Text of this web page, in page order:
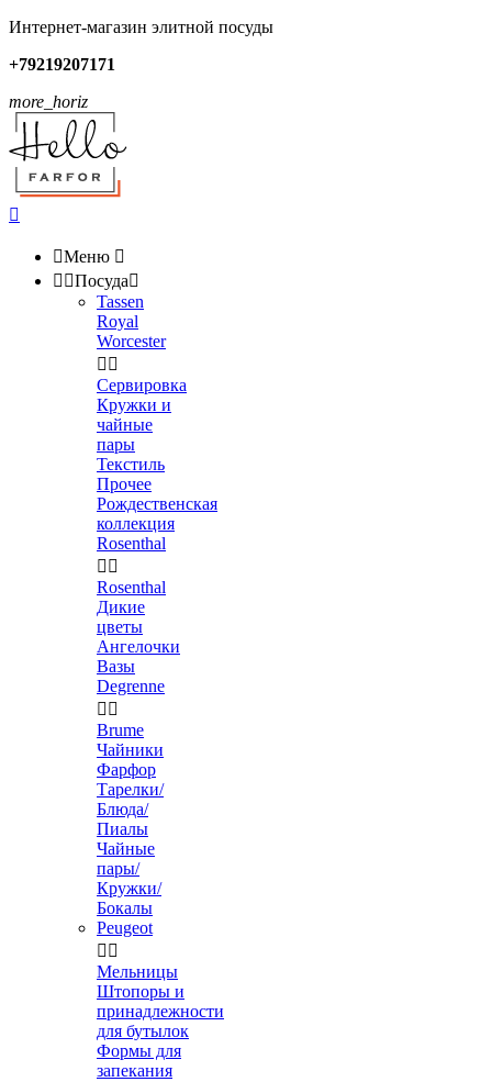
Интернет-магазин элитной посуды
+79219207171
more_horiz

Меню 
 Посуда
Tassen
Royal
Worcester
 
Сервировка
Кружки и
чайные
пары
Текстиль
Прочее
Рождественская
коллекция
Rosenthal
 
Rosenthal
Дикие
цветы
Ангелочки
Вазы
Degrenne
 
Brume
Чайники
Фарфор
Тарелки/
Блюда/
Пиалы
Чайные
пары/
Кружки/
Бокалы
Peugeot
 
Мельницы
Штопоры и
принадлежности
для бутылок
Формы для
запекания